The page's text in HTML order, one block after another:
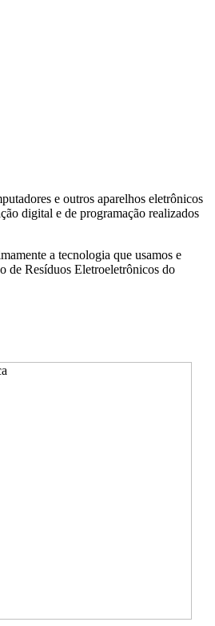
e outros aparelhos eletrônicos
digital e de programação realizados
a tecnologia que usamos e
de Resíduos Eletroeletrônicos do